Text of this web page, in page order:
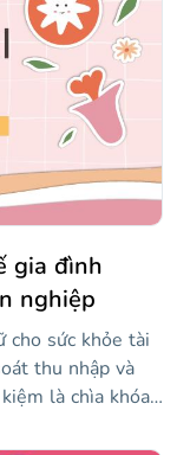
làm bạn vui
gia đình
nghiệp
cho sức khỏe tài
thu nhập và
là chìa khóa,